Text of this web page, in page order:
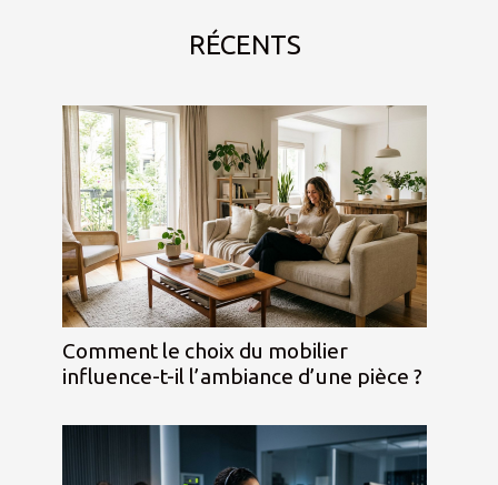
RÉCENTS
Comment le choix du mobilier
influence-t-il l’ambiance d’une pièce ?